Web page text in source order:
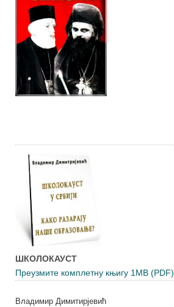
ШКОЛОКАУСТ
Преузмите комплетну књигу 1MB (PDF)
Владимир Димитирјевић